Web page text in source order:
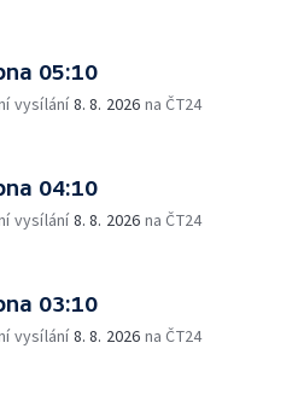
05:10
vysílání8. 8. 2026 na ČT24
04:10
vysílání8. 8. 2026 na ČT24
03:10
vysílání8. 8. 2026 na ČT24